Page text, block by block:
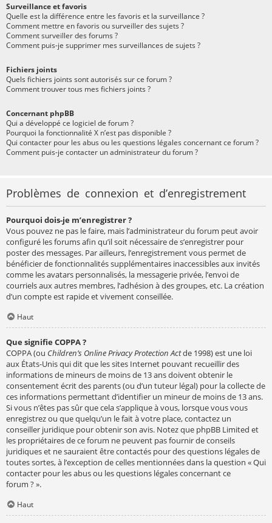
Surveillance et favoris
Quelle est la différence entre les favoris et la surveillance ?
Comment mettre en favoris ou surveiller des sujets ?
Comment surveiller des forums ?
Comment puis-je supprimer mes surveillances de sujets ?
Fichiers joints
Quels fichiers joints sont autorisés sur ce forum ?
Comment trouver tous mes fichiers joints ?
Concernant phpBB
Qui a développé ce logiciel de forum ?
Pourquoi la fonctionnalité X n’est pas disponible ?
Qui contacter pour les abus ou les questions légales concernant ce forum ?
Comment puis-je contacter un administrateur du forum ?
Problèmes de connexion et d’enregistrement
Pourquoi dois-je m’enregistrer ?
Vous pouvez ne pas le faire, mais l’administrateur du forum peut avoir
configuré les forums afin qu’il soit nécessaire de s’enregistrer pour
poster des messages. Par ailleurs, l’enregistrement vous permet de
bénéficier de fonctionnalités supplémentaires inaccessibles aux invités
comme les avatars personnalisés, la messagerie privée, l’envoi de
courriels aux autres membres, l’adhésion à des groupes, etc. La création
d’un compte est rapide et vivement conseillée.
Haut
Que signifie COPPA ?
COPPA (ou Children’s Online Privacy Protection Actde 1998) est une loi
aux États-Unis qui dit que les sites Internet pouvant recueillir des
informations de mineurs de moins de 13 ans doivent obtenir le
consentement écrit des parents (ou d’un tuteur légal) pour la collecte de
ces informations permettant d’identifier un mineur de moins de 13 ans.
Si vous n’êtes pas sûr que cela s’applique à vous, lorsque vous vous
enregistrez ou que quelqu’un le fait à votre place, contactez un
conseiller juridique pour obtenir son avis. Notez que phpBB Limited et
les propriétaires de ce forum ne peuvent pas fournir de conseils
juridiques et ne sauraient être contactés pour des questions légales de
toutes sortes, à l’exception de celles mentionnées dans la question « Qui
contacter pour les abus ou les questions légales concernant ce
forum ? ».
Haut